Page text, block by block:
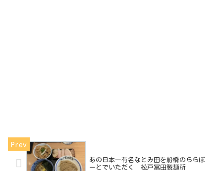
あの日本一有名なとみ田を船橋のららぽ
ーとでいただく 松戸冨田製麺所